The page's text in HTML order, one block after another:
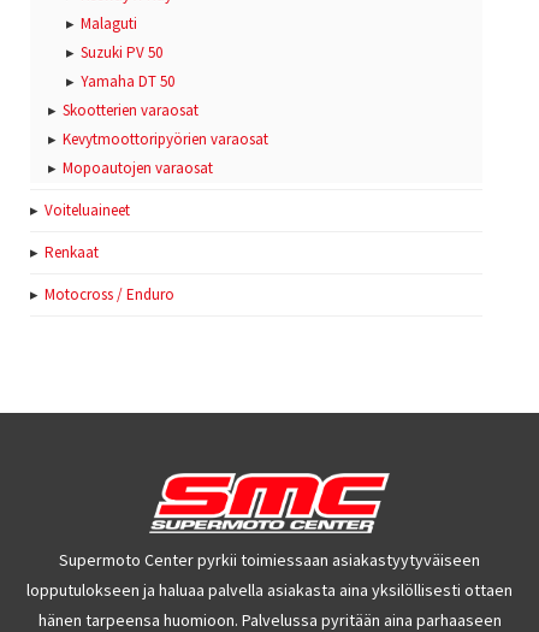
Malaguti
Suzuki PV 50
Yamaha DT 50
Skootterien varaosat
Kevytmoottoripyörien varaosat
Mopoautojen varaosat
Voiteluaineet
Renkaat
Motocross / Enduro
Supermoto Center pyrkii toimiessaan asiakastyytyväiseen
lopputulokseen ja haluaa palvella asiakasta aina yksilöllisesti ottaen
hänen tarpeensa huomioon. Palvelussa pyritään aina parhaaseen